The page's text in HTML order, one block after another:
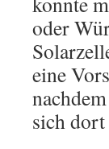
oder
eine
sich